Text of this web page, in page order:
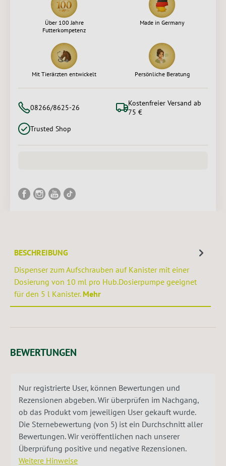
Über 100 Jahre
Futterkompetenz
Made in Germany
Mit Tierärzten entwickelt Persönliche Beratung
08266/8625-26
Kostenfreier Versand ab
75 €
Trusted Shop
BESCHREIBUNG
Dispenser zum Aufschrauben auf Kanister mit einer
Dosierung von 10 ml pro Hub.Dosierpumpe geeignet
für den 5 l Kanister. Mehr
BEWERTUNGEN
Nur registrierte User, können Bewertungen und
Rezensionen abgeben. Wir überprüfen im Nachgang,
ob das Produkt vom jeweiligen User gekauft wurde.
Die Sternebewertung (von 5) ist ein Durchschnitt aller
Bewertungen. Wir veröffentlichen nach unserer
Überprüfung positive und negative Rezensionen.
Weitere Hinweise